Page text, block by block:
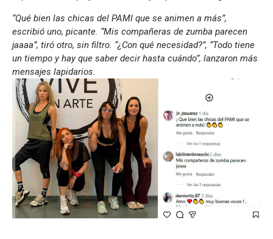
“Qué bien las chicas del PAMI que se animen a más”,
escribió uno, picante. “Mis compañeras de zumba parecen
jaaaa”, tiró otro, sin filtro. “¿Con qué necesidad?”, “Todo tiene
un tiempo y hay que saber decir hasta cuándo”, lanzaron más
mensajes lapidarios.